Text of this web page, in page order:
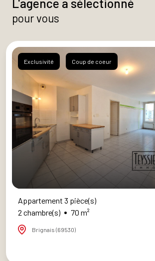
L'agence a sélectionné
pour vous
Exclusivité Coup de coeur
Appartement 3 pièce(s)
2 chambre(s)
70 m²
Brignais (69530)